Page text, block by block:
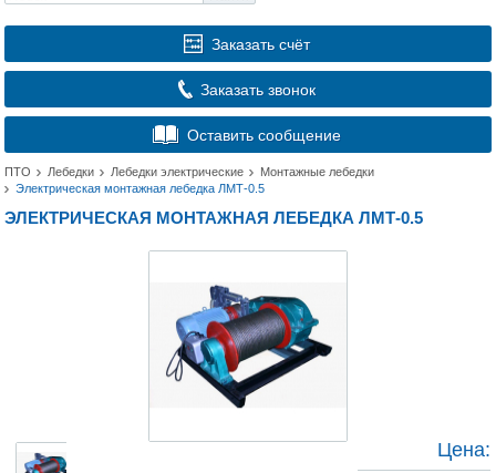
Заказать счёт
Заказать звонок
Оставить сообщение
ПТО Лебедки Лебедки электрические
Монтажные лебедки
Электрическая монтажная лебедка ЛМТ-0.5
ЭЛЕКТРИЧЕСКАЯ МОНТАЖНАЯ ЛЕБЕДКА ЛМТ-0.5
Цена: